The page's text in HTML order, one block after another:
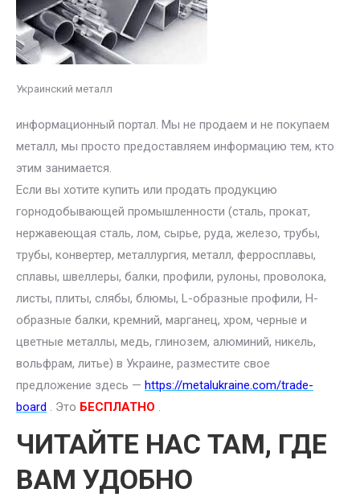
Украинский металл
информационный портал. Мы не продаем и не покупаем
металл, мы просто предоставляем информацию тем, кто
этим занимается.
Если вы хотите купить или продать продукцию
горнодобывающей промышленности (сталь, прокат,
нержавеющая сталь, лом, сырье, руда, железо, трубы,
трубы, конвертер, металлургия, металл, ферросплавы,
сплавы, швеллеры, балки, профили, рулоны, проволока,
листы, плиты, слябы, блюмы, L-образные профили, H-
образные балки, кремний, марганец, хром, черные и
цветные металлы, медь, глинозем, алюминий, никель,
вольфрам, литье) в Украине, разместите свое
предложение здесь — https://metalukraine.com/trade-
board . Это БЕСПЛАТНО .
ЧИТАЙТЕ НАС ТАМ, ГДЕ
ВАМ УДОБНО